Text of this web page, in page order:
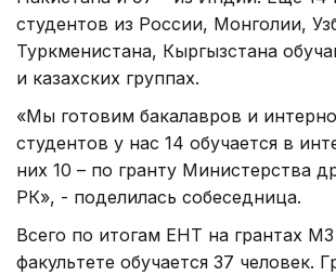
студентов из России, Монголии,
Туркменистана, Кыргызстана
и казахских группах.
«Мы готовим бакалавров и
студентов у нас 14 обучается в
них 10 – по гранту Министерства
РК», - поделилась собеседница.
Всего по итогам ЕНТ на грантах
факультете обучается 37 человек.